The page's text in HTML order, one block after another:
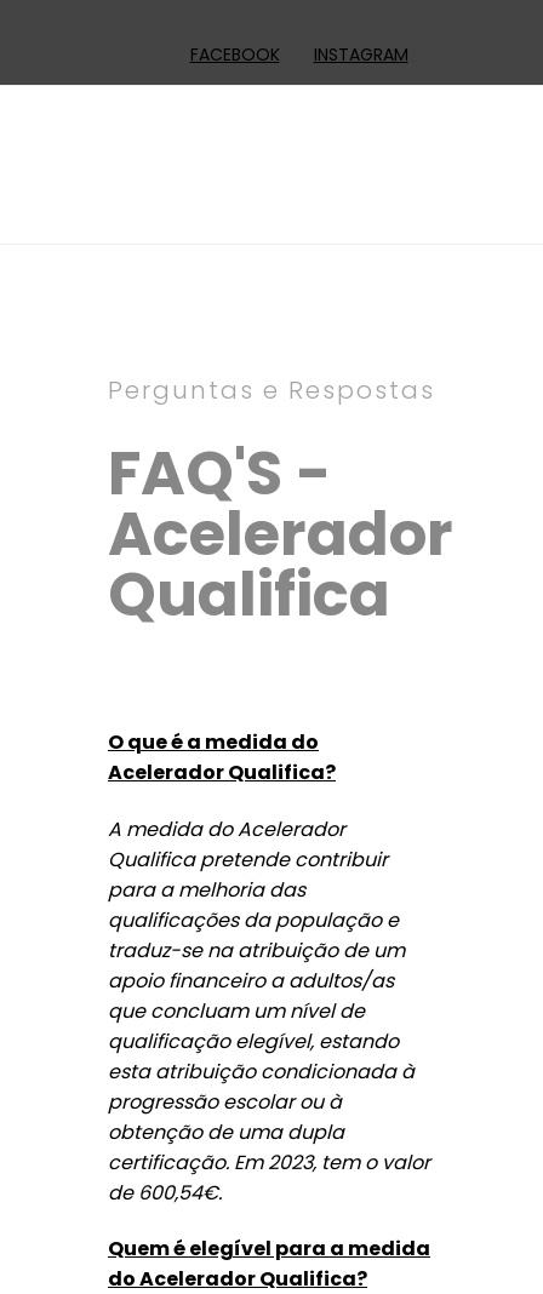
FACEBOOK INSTAGRAM
Perguntas e Respostas
FAQ'S -
Acelerador
Qualifica
O que é a medida do
Acelerador Qualifica?
A medida do Acelerador
Qualifica pretende contribuir
para a melhoria das
qualificações da população e
traduz-se na atribuição de um
apoio financeiro a adultos/as
que concluam um nível de
qualificação elegível, estando
esta atribuição condicionada à
progressão escolar ou à
obtenção de uma dupla
certificação. Em 2023, tem o valor
de 600,54€.
Quem é elegível para a medida
do Acelerador Qualifica?